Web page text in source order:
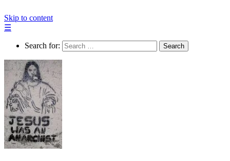
Skip to content
☰
Search for: Search